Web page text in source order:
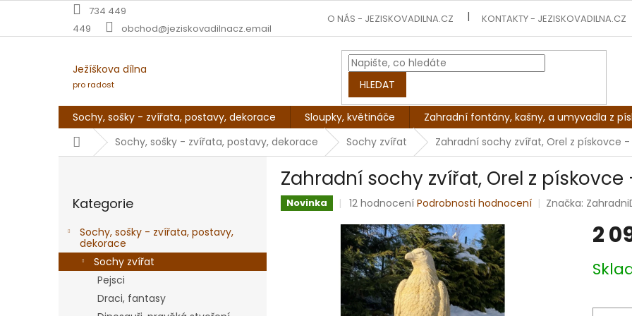
obsah
734 449
449
obchod@jeziskovadilnacz.email
O NÁS - JEZISKOVADILNA.CZ KONTAKTY - JEZISKOVADILNA.CZ
Ježíškova dílna
pro radost HLEDAT
Sochy, sošky - zvířata, postavy, dekorace Sloupky, květináče Zahradní fontány, kašny, a umyvadla z
DomůSochy, sošky - zvířata, postavy, dekorace Sochy zvířat Zahradní sochy zvířat, Orel z pískovce -
n
n
kategorie
Kategorie
Sochy, sošky - zvířata, postavy,
dekorace
Sochy zvířat
Pejsci
Draci, fantasy
Zahradní sochy zvířat, Orel z pískovce
Novinka
Průměrné
produktu
je
4,8
z
5
hvězdiček.
12 hodnocení Podrobnosti hodnocení Značka:
2
cena: